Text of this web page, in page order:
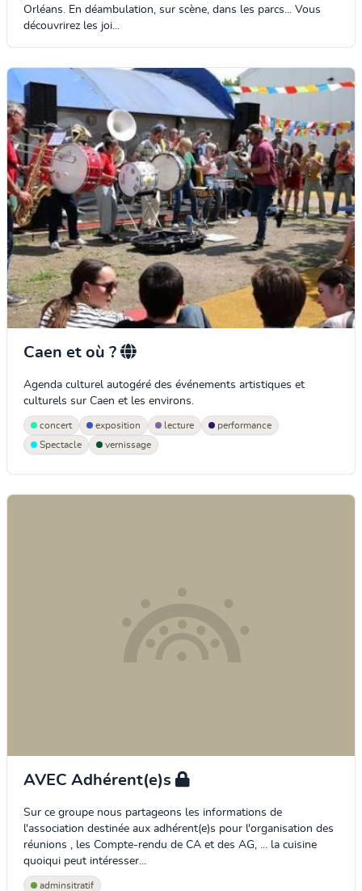
Orléans. En déambulation, sur scène, dans les parcs... Vous
découvrirez les joi...
Caen et où ?
Agenda culturel autogéré des événements artistiques et
culturels sur Caen et les environs.
concert exposition lecture
performance
Spectacle
vernissage
AVEC Adhérent(e)s
Sur ce groupe nous partageons les informations de
l'association destinée aux adhérent(e)s pour l'organisation des
réunions , les Compte-rendu de CA et des AG, ... la cuisine
quoiqui peut intéresser...
adminsitratif